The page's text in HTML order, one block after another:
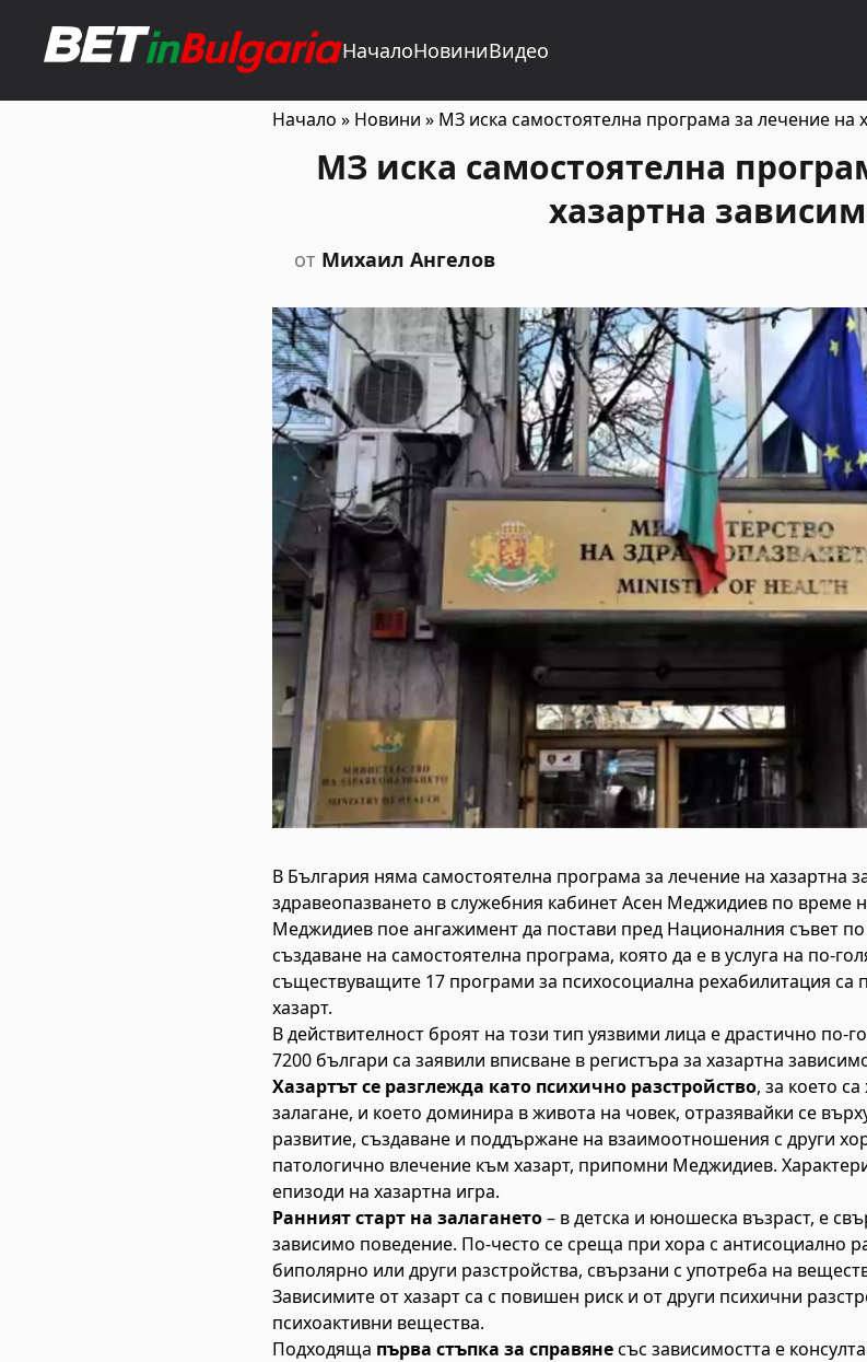
НачалоНовиниВидео
Начало » Новини » МЗ иска самостоятелна програма за лечение на
МЗ иска самостоятелна
хазартна
от Михаил Ангелов
В България няма самостоятелна програма за лечение на хазартна
здравеопазването в служебния кабинет Асен Меджидиев по време
Меджидиев пое ангажимент да постави пред Националния съвет
създаване на самостоятелна програма, която да е в услуга на по-
съществуващите 17 програми за психосоциална рехабилитация
хазарт.
В действителност броят на този тип уязвими лица е драстично
7200 българи са заявили вписване в регистъра за хазартна
Хазартът се разглежда като психично разстройство, за което
залагане, и което доминира в живота на човек, отразявайки се
развитие, създаване и поддържане на взаимоотношения с други
патологично влечение към хазарт, припомни Меджидиев.
епизоди на хазартна игра.
Ранният старт на залагането– в детска и юношеска възраст, е
зависимо поведение. По-често се среща при хора с антисоциално
биполярно или други разстройства, свързани с употреба на
Зависимите от хазарт са с повишен риск и от други психични
психоактивни вещества.
Подходяща първа стъпка за справянесъс зависимостта е